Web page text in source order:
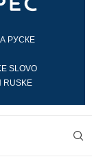
РУСКЕ
SLOVO
RUSKE